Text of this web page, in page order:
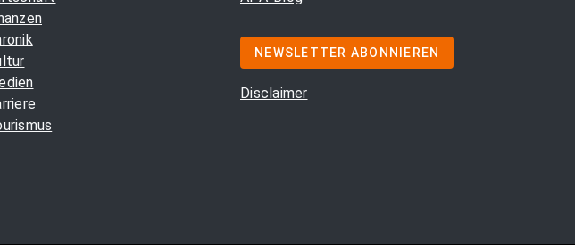
NEWSLETTER ABONNIEREN
Disclaimer